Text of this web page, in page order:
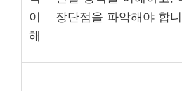
이
해
장단점을 파악해야 합